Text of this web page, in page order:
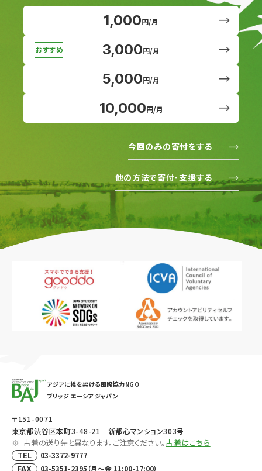
1,000円/月
3,000円/月
5,000円/月
10,000円/月
今回のみの寄付をする
他の方法で寄付・支援する
アジアに橋を架ける国際協力NGO
ブリッジ エーシア ジャパン
〒151-0071
東京都渋谷区本町3-48-21 新都心マンション303号
古着の送り先と異なります。ご注意ください。古着はこちら
TEL 03-3372-9777
FAX 03-5351-2395（月～金 11:00-17:00）